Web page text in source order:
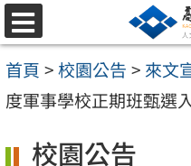
跳
至
主
要
選
單
首頁 >校園公告 > 來文
度軍事學校正期班甄選
校園公告